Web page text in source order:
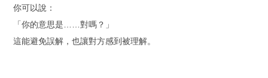
你可以說：
「你的意思是……對嗎？」
這能避免誤解，也讓對方感到被理解。